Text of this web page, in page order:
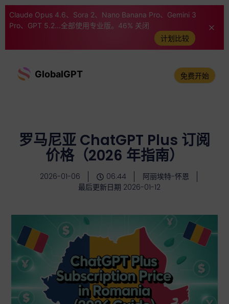
Claude Opus 4.6、Sora 2、Nano Banana Pro、Gemini 3
Pro、GPT 5.2...全部使用专业版。46% 关闭
计划比较
GlobalGPT 免费开始
罗马尼亚 ChatGPT Plus 订阅
价格（2026 年指南）
2026-01-06 06:44
阿丽埃特-怀恩
最后更新日期 2026-01-12